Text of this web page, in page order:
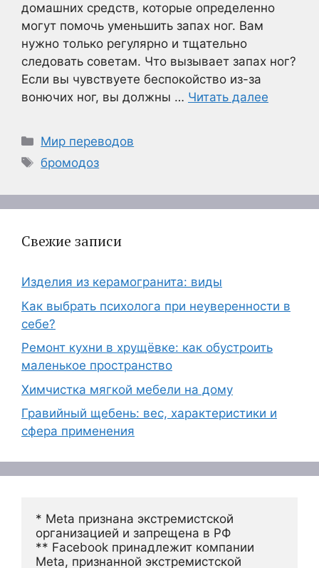
домашних средств, которые определенно
могут помочь уменьшить запах ног. Вам
нужно только регулярно и тщательно
следовать советам. Что вызывает запах ног?
Если вы чувствуете беспокойство из-за
вонючих ног, вы должны … Читать далее
Рубрики
Мир переводов
Метки
бромодоз
Свежие записи
Изделия из керамогранита: виды
Как выбрать психолога при неуверенности в
себе?
Ремонт кухни в хрущёвке: как обустроить
маленькое пространство
Химчистка мягкой мебели на дому
Гравийный щебень: вес, характеристики и
сфера применения
* Meta признана экстремистской
организацией и запрещена в РФ
** Facebook принадлежит компании
Meta, признанной экстремистской